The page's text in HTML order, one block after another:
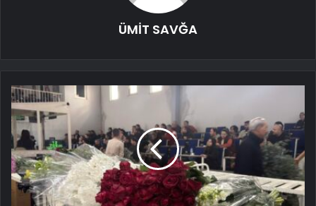
ÜMİT SAVĞA